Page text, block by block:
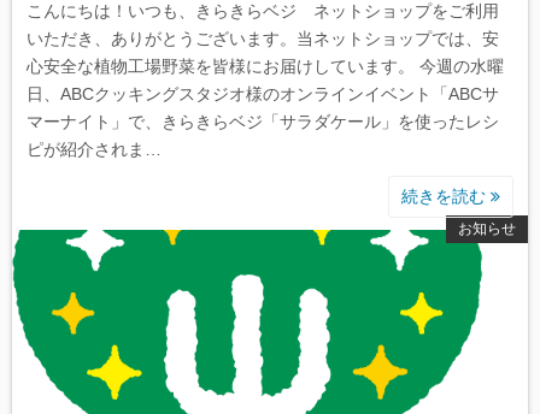
お知らせ
こんにちは！いつも、きらきらベジ ネットショップをご利用
いただき、ありがとうございます。当ネットショップでは、安
心安全な植物工場野菜を皆様にお届けしています。 今週の水曜
日、ABCクッキングスタジオ様のオンラインイベント「ABCサ
マーナイト」で、きらきらベジ「サラダケール」を使ったレシ
ピが紹介されま…
続きを読む